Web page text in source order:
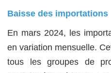
Baisse des importations
En mars 2024, les
en variation mensuelle.
tous les groupes de